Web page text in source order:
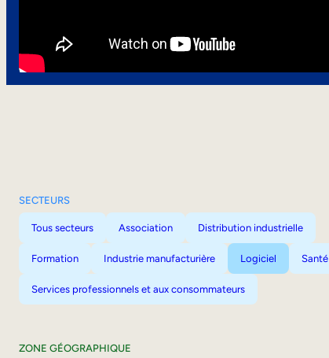
SECTEURS
Tous secteurs Association Distribution industrielle
Formation Industrie manufacturière Logiciel Santé
Services professionnels et aux consommateurs
ZONE GÉOGRAPHIQUE